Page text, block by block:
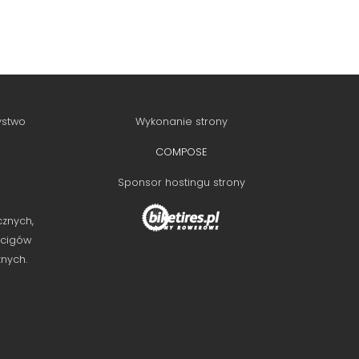
Wykonanie strony
COMPOSE
Sponsor hostingu strony